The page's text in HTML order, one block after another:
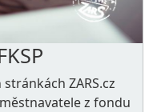
ZARS.cz
z fondu